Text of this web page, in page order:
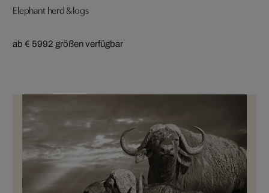
Elephant herd & logs
ab € 5992 größen verfügbar